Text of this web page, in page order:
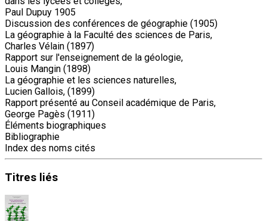
Paul Dupuy 1905
Discussion des conférences de géographie (1905)
La géographie à la Faculté des sciences de Paris,
Charles Vélain (1897)
Rapport sur l'enseignement de la géologie,
Louis Mangin (1898)
La géographie et les sciences naturelles,
Lucien Gallois, (1899)
Rapport présenté au Conseil académique de Paris,
George Pagès (1911)
Éléments biographiques
Bibliographie
Index des noms cités
Titres liés